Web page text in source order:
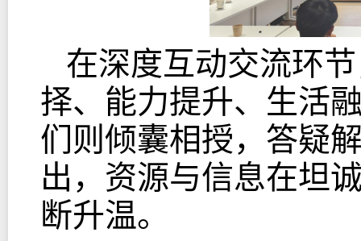
在深度互动交流环
择、能力提升、生活
们则倾囊相授，答疑
出，资源与信息在坦
断升温。